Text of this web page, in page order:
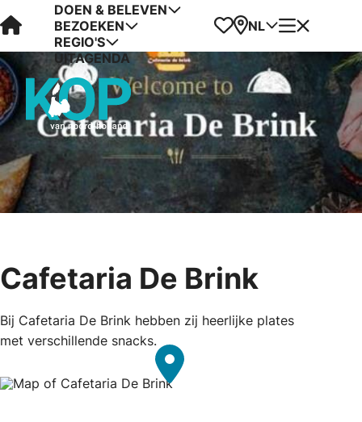
Visit Kop van Holland
DOEN & BELEVEN
BEZOEKEN
REGIO'S
UITAGENDA
Favorieten
Kaart
NL Menu
Cafetaria De Brink
Bij Cafetaria De Brink hebben zij heerlijke plates
met verschillende snacks.